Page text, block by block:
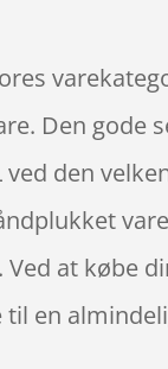
Den gode
den
at købe
til en